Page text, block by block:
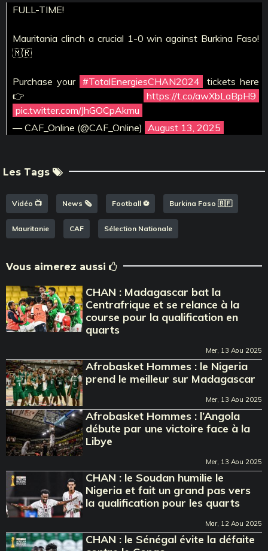
FULL-TIME!
Mauritania clinch a crucial 1-0 win against Burkina Faso!
🇲🇷
Purchase your #TotalEnergiesCHAN2024
tickets here
👉
https://t.co/awXbLaBpH9
pic.twitter.com/JhGOCpAkmu
— CAF_Online (@CAF_Online) August 13, 2025
Les Tags
Vidéo 📺 News 🗞️ Football ⚽️ Burkina Faso 🇧🇫
Mauritanie CAF Sélection Nationale
Vous aimerez aussi
CHAN : Madagascar bat la
Centrafrique et se relance à la
course pour la qualification en
quarts
Mer, 13 Aou 2025
Afrobasket Hommes : le Nigeria
prend le meilleur sur Madagascar
Mer, 13 Aou 2025
Afrobasket Hommes : l’Angola
débute par une victoire face à la
Libye
Mer, 13 Aou 2025
CHAN : le Soudan humilie le
Nigeria et fait un grand pas vers
la qualification pour les quarts
Mar, 12 Aou 2025
CHAN : le Sénégal évite la défaite